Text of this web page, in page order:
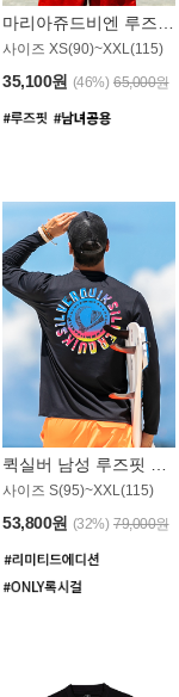
사이즈 XS(90)~XXL(115)
35,100원 (46%) 65,000원
사이즈 S(95)~XXL(115)
53,800원 (32%) 79,000원